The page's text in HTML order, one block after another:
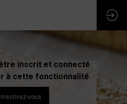
inscrit et connecté
à cette fonctionnalité
Inscrivez-vous